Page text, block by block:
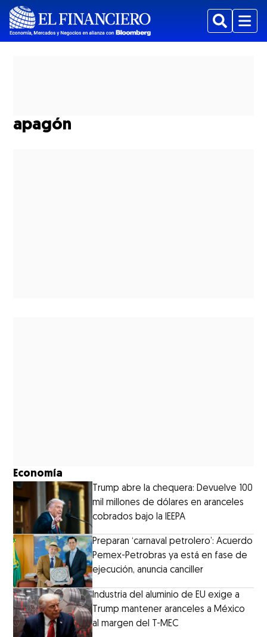
BuscarMenu
apagón
Economía
Trump abre la chequera: Devuelve 100
mil millones de dólares en aranceles
cobrados bajo la IEEPA
Preparan ‘carnaval petrolero’: Acuerdo
Pemex-Petrobras ya está en fase de
ejecución, anuncia canciller
Industria del aluminio de EU exige a
Trump mantener aranceles a México
al margen del T-MEC